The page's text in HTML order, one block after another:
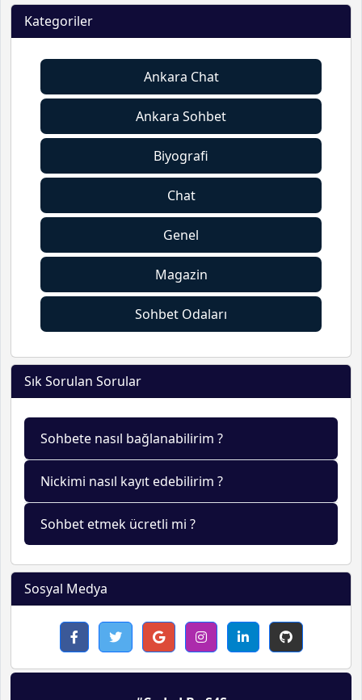
Kategoriler
Ankara Chat
Ankara Sohbet
Biyografi
Chat
Genel
Magazin
Sohbet Odaları
Sık Sorulan Sorular
Sohbete nasıl bağlanabilirim ?
Nickimi nasıl kayıt edebilirim ?
Sohbet etmek ücretli mi ?
Sosyal Medya